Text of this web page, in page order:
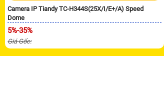
Camera IP Tiandy TC-H344S(25X/I/E+/A) Speed
Dome
5%-35%
Giá Gốc: